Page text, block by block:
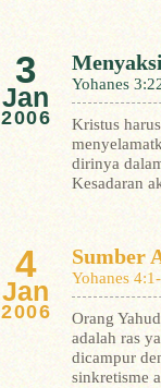
3
Jan
2006
Yohanes
Kristus
dirinya
Kesadaran
4
Jan
2006
Sumber
Yohanes
Orang
adalah ras
dicampur
sinkretisme